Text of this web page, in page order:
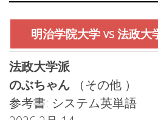
明治学院大学 vs 法政大
法政大学派
のぶちゃん （その他 ）
参考書: システム英単語